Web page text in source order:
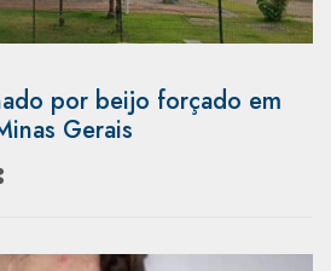
por beijo forçado em
Gerais